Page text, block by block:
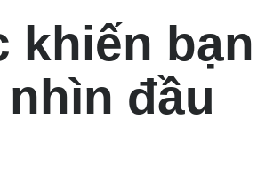
khiến bạn
nhìn đầu